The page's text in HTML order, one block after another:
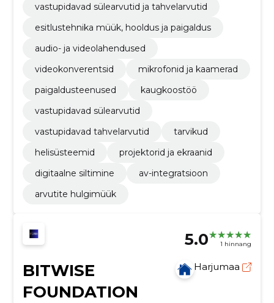
vastupidavad sülearvutid ja tahvelarvutid
esitlustehnika müük, hooldus ja paigaldus
audio- ja videolahendused
videokonverentsid
mikrofonid ja kaamerad
paigaldusteenused
kaugkoostöö
vastupidavad sülearvutid
vastupidavad tahvelarvutid
tarvikud
helisüsteemid
projektorid ja ekraanid
digitaalne siltimine
av-integratsioon
arvutite hulgimüük
5.0 1 hinnang
BITWISE
FOUNDATION
Harjumaa